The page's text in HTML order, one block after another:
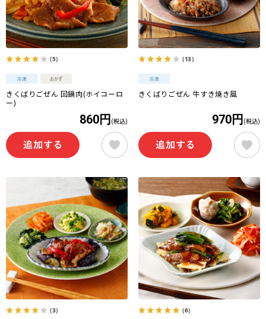
（5）
きくばりごぜん 回鍋肉(ホイコーロ
ー)
860円 (税込)
（13）
きくばりごぜん 牛すき焼き風
970円 (税込)
（3） （6）